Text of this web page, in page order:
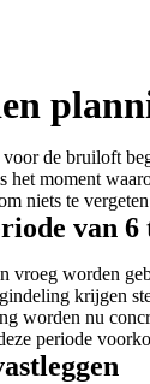
voor de bruiloft
het moment
niets te
van
vroeg worden
krijgen
worden nu
periode